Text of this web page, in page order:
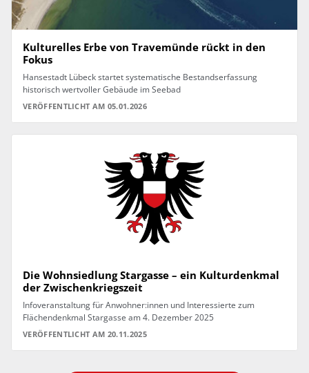
Kulturelles Erbe von Travemünde rückt in den
Fokus
Hansestadt Lübeck startet systematische Bestandserfassung
historisch wertvoller Gebäude im Seebad
VERÖFFENTLICHT AM 05.01.2026
Die Wohnsiedlung Stargasse – ein Kulturdenkmal
der Zwischenkriegszeit
Infoveranstaltung für Anwohner:innen und Interessierte zum
Flächendenkmal Stargasse am 4. Dezember 2025
VERÖFFENTLICHT AM 20.11.2025